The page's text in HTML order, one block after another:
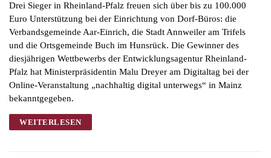
Drei Sieger in Rheinland-Pfalz freuen sich über bis zu 100.000
Euro Unterstützung bei der Einrichtung von Dorf-Büros: die
Verbandsgemeinde Aar-Einrich, die Stadt Annweiler am Trifels
und die Ortsgemeinde Buch im Hunsrück. Die Gewinner des
diesjährigen Wettbewerbs der Entwicklungsagentur Rheinland-
Pfalz hat Ministerpräsidentin Malu Dreyer am Digitaltag bei der
Online-Veranstaltung „nachhaltig digital unterwegs“ in Mainz
bekanntgegeben.
WEITERLESEN